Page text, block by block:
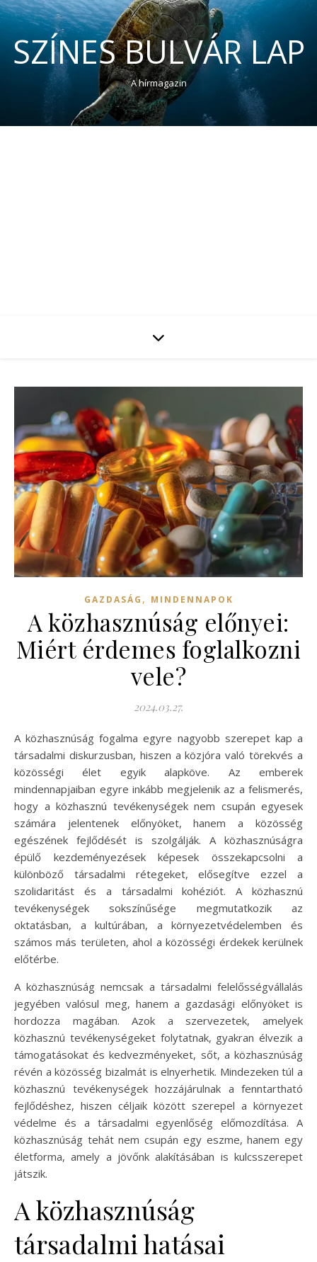
SZÍNES BULVÁR LAP
A hírmagazin
GAZDASÁG , MINDENNAPOK
A közhasznúság előnyei:
Miért érdemes foglalkozni
vele?
2024.03.27.
A közhasznúság fogalma egyre nagyobb szerepet kap a
társadalmi diskurzusban, hiszen a közjóra való törekvés a
közösségi élet egyik alapköve. Az emberek
mindennapjaiban egyre inkább megjelenik az a felismerés,
hogy a közhasznú tevékenységek nem csupán egyesek
számára jelentenek előnyöket, hanem a közösség
egészének fejlődését is szolgálják. A közhasznúságra
épülő kezdeményezések képesek összekapcsolni a
különböző társadalmi rétegeket, elősegítve ezzel a
szolidaritást és a társadalmi kohéziót. A közhasznú
tevékenységek sokszínűsége megmutatkozik az
oktatásban, a kultúrában, a környezetvédelemben és
számos más területen, ahol a közösségi érdekek kerülnek
előtérbe.
A közhasznúság nemcsak a társadalmi felelősségvállalás
jegyében valósul meg, hanem a gazdasági előnyöket is
hordozza magában. Azok a szervezetek, amelyek
közhasznú tevékenységeket folytatnak, gyakran élvezik a
támogatásokat és kedvezményeket, sőt, a közhasznúság
révén a közösség bizalmát is elnyerhetik. Mindezeken túl a
közhasznú tevékenységek hozzájárulnak a fenntartható
fejlődéshez, hiszen céljaik között szerepel a környezet
védelme és a társadalmi egyenlőség előmozdítása. A
közhasznúság tehát nem csupán egy eszme, hanem egy
életforma, amely a jövőnk alakításában is kulcsszerepet
játszik.
A közhasznúság
társadalmi hatásai